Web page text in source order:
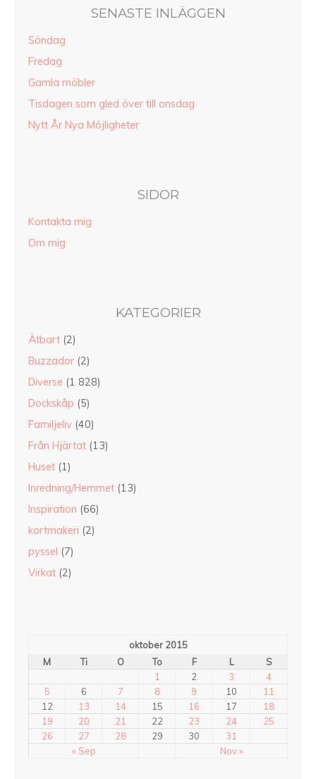
SENASTE INLÄGGEN
Söndag
Fredag
Gamla möbler
Tisdagen som gled över till onsdag
Nytt År Nya Möjligheter
SIDOR
Kontakta mig
Om mig
KATEGORIER
Ätbart (2)
Buzzador (2)
Diverse (1 828)
Dockskåp (5)
Familjeliv (40)
Från Hjärtat (13)
Huset (1)
Inredning/Hemmet (13)
Inspiration (66)
kortmakeri (2)
pyssel (7)
Virkat (2)
oktober 2015
M
Ti O To F L S
« Sep Nov »
1 2 3
4
5
6 7 8 9 10
11
12
13 14 15 16 17
18
19
20 21 22 23 24
25
26
27 28 29 30 31